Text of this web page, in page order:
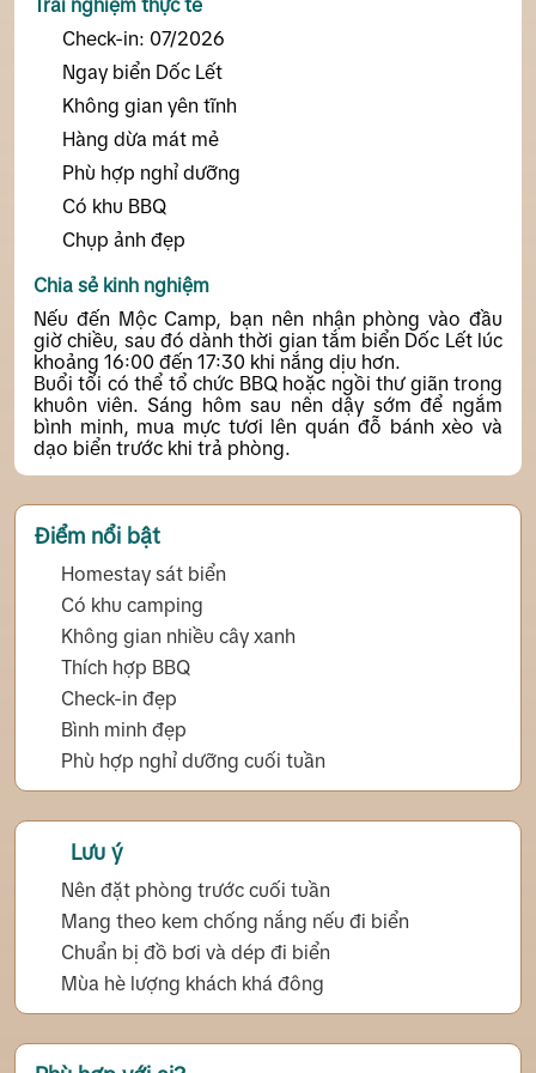
đêm.
Trải nghiệm thực tế
Check-in: 07/2026
Ngay biển Dốc Lết
Không gian yên tĩnh
Hàng dừa mát mẻ
Phù hợp nghỉ dưỡng
Có khu BBQ
Chụp ảnh đẹp
Chia sẻ kinh nghiệm
Nếu đến Mộc Camp, bạn nên nhận phòng vào đầu
giờ chiều, sau đó dành thời gian tắm biển Dốc Lết lúc
khoảng 16:00 đến 17:30 khi nắng dịu hơn.
Buổi tối có thể tổ chức BBQ hoặc ngồi thư giãn trong
khuôn viên. Sáng hôm sau nên dậy sớm để ngắm
bình minh, mua mực tươi lên quán đỗ bánh xèo và
dạo biển trước khi trả phòng.
Điểm nổi bật
Homestay sát biển
Có khu camping
Không gian nhiều cây xanh
Thích hợp BBQ
Check-in đẹp
Bình minh đẹp
Phù hợp nghỉ dưỡng cuối tuần
Lưu ý
Nên đặt phòng trước cuối tuần
Mang theo kem chống nắng nếu đi biển
Chuẩn bị đồ bơi và dép đi biển
Mùa hè lượng khách khá đông